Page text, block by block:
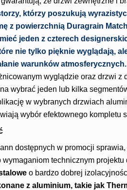
którzy poszukują
z powierzchnią Duragrain
jeden z czterech
nie tylko pięknie wyglądają,
warunków atmosferycznych.
wyglądzie oraz drzwi z
wybrać jeden lub kilka
w wybranych drzwiach
wybór efektownego kompletu
dostępnych w promocji
wymaganiom technicznym
o bardzo dobrej
z aluminium, takie jak